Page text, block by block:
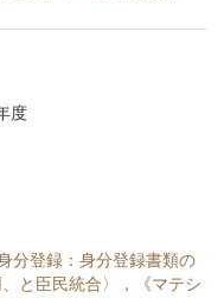
度
分登録：身分登録書類の
と臣民統合〉，《マテシ